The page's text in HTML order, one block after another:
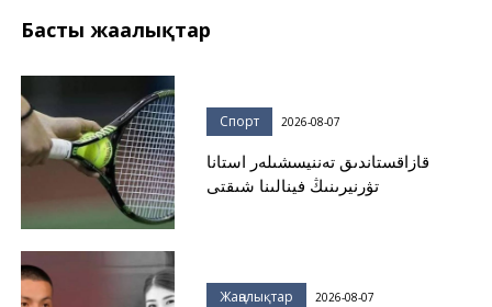
Басты жаңалықтар
Спорт 2026-08-07
قازاقستاندىق تەننيسشىلەر استانا
تۋرنيرىنىڭ فينالىنا شىقتى
Жаңалықтар 2026-08-07